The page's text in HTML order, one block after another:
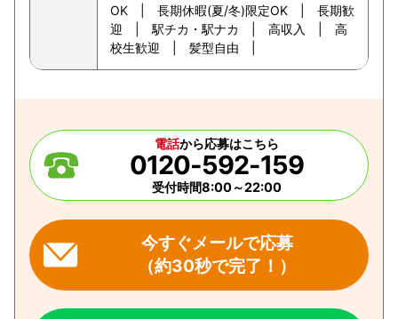
OK | 長期休暇(夏/冬)限定OK | 長期歓
迎 | 駅チカ・駅ナカ | 高収入 | 高
校生歓迎 | 髪型自由 |
電話から応募はこちら
0120-592-159
受付時間8:00～22:00
今すぐメールで応募
（約30秒で完了！）